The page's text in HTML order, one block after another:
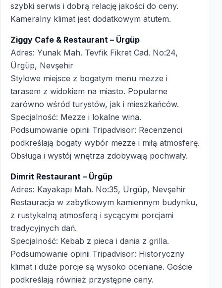
szybki serwis i dobrą relację jakości do ceny.
Kameralny klimat jest dodatkowym atutem.
Ziggy Cafe & Restaurant – Ürgüp
Adres: Yunak Mah. Tevfik Fikret Cad. No:24,
Ürgüp, Nevşehir
Stylowe miejsce z bogatym menu mezze i
tarasem z widokiem na miasto. Popularne
zarówno wśród turystów, jak i mieszkańców.
Specjalność: Mezze i lokalne wina.
Podsumowanie opinii Tripadvisor: Recenzenci
podkreślają bogaty wybór mezze i miłą atmosferę.
Obsługa i wystój wnętrza zdobywają pochwały.
Dimrit Restaurant – Ürgüp
Adres: Kayakapı Mah. No:35, Ürgüp, Nevşehir
Restauracja w zabytkowym kamiennym budynku,
z rustykalną atmosferą i sycącymi porcjami
tradycyjnych dań.
Specjalność: Kebab z pieca i dania z grilla.
Podsumowanie opinii Tripadvisor: Historyczny
klimat i duże porcje są wysoko oceniane. Goście
podkreślają również przystępne ceny.